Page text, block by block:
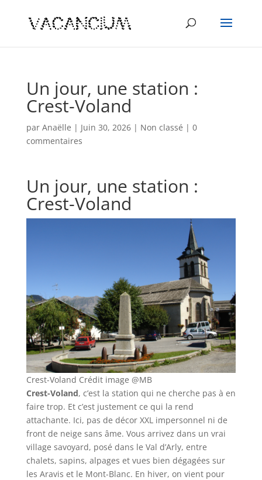
Un jour, une station :
Crest-Voland
par Anaëlle | Juin 30, 2026| Non classé | 0
commentaires
Un jour, une station :
Crest-Voland
Crest-Voland Crédit image @MB
Crest-Voland, c’est la station qui ne cherche pas à en
faire trop. Et c’est justement ce qui la rend
attachante. Ici, pas de décor XXL impersonnel ni de
front de neige sans âme. Vous arrivez dans un vrai
village savoyard, posé dans le Val d’Arly, entre
chalets, sapins, alpages et vues bien dégagées sur
les Aravis et le Mont-Blanc. En hiver, on vient pour